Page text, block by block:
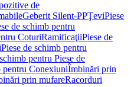
de
Geberit Silent-PPŢeviPiese
de schimb pentru
CoturiRamificaţiiPiese de
Piese de schimb pentru
pentru Piese de
pentru ConexiuniÎmbinări prin
prin mufareRacorduri